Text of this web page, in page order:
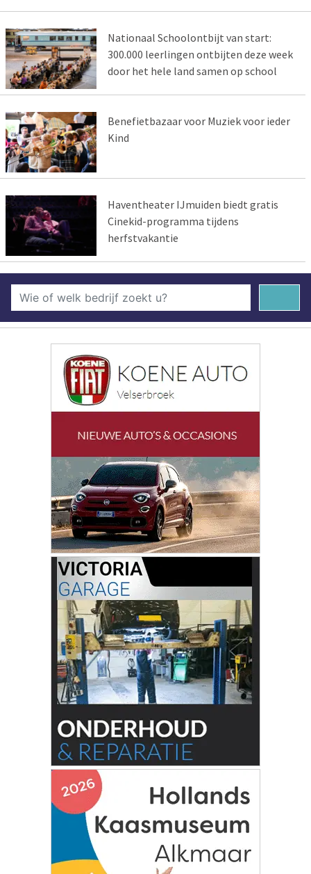
Nationaal Schoolontbijt van start:
300.000 leerlingen ontbijten deze week
door het hele land samen op school
Benefietbazaar voor Muziek voor ieder
Kind
Haventheater IJmuiden biedt gratis
Cinekid-programma tijdens
herfstvakantie